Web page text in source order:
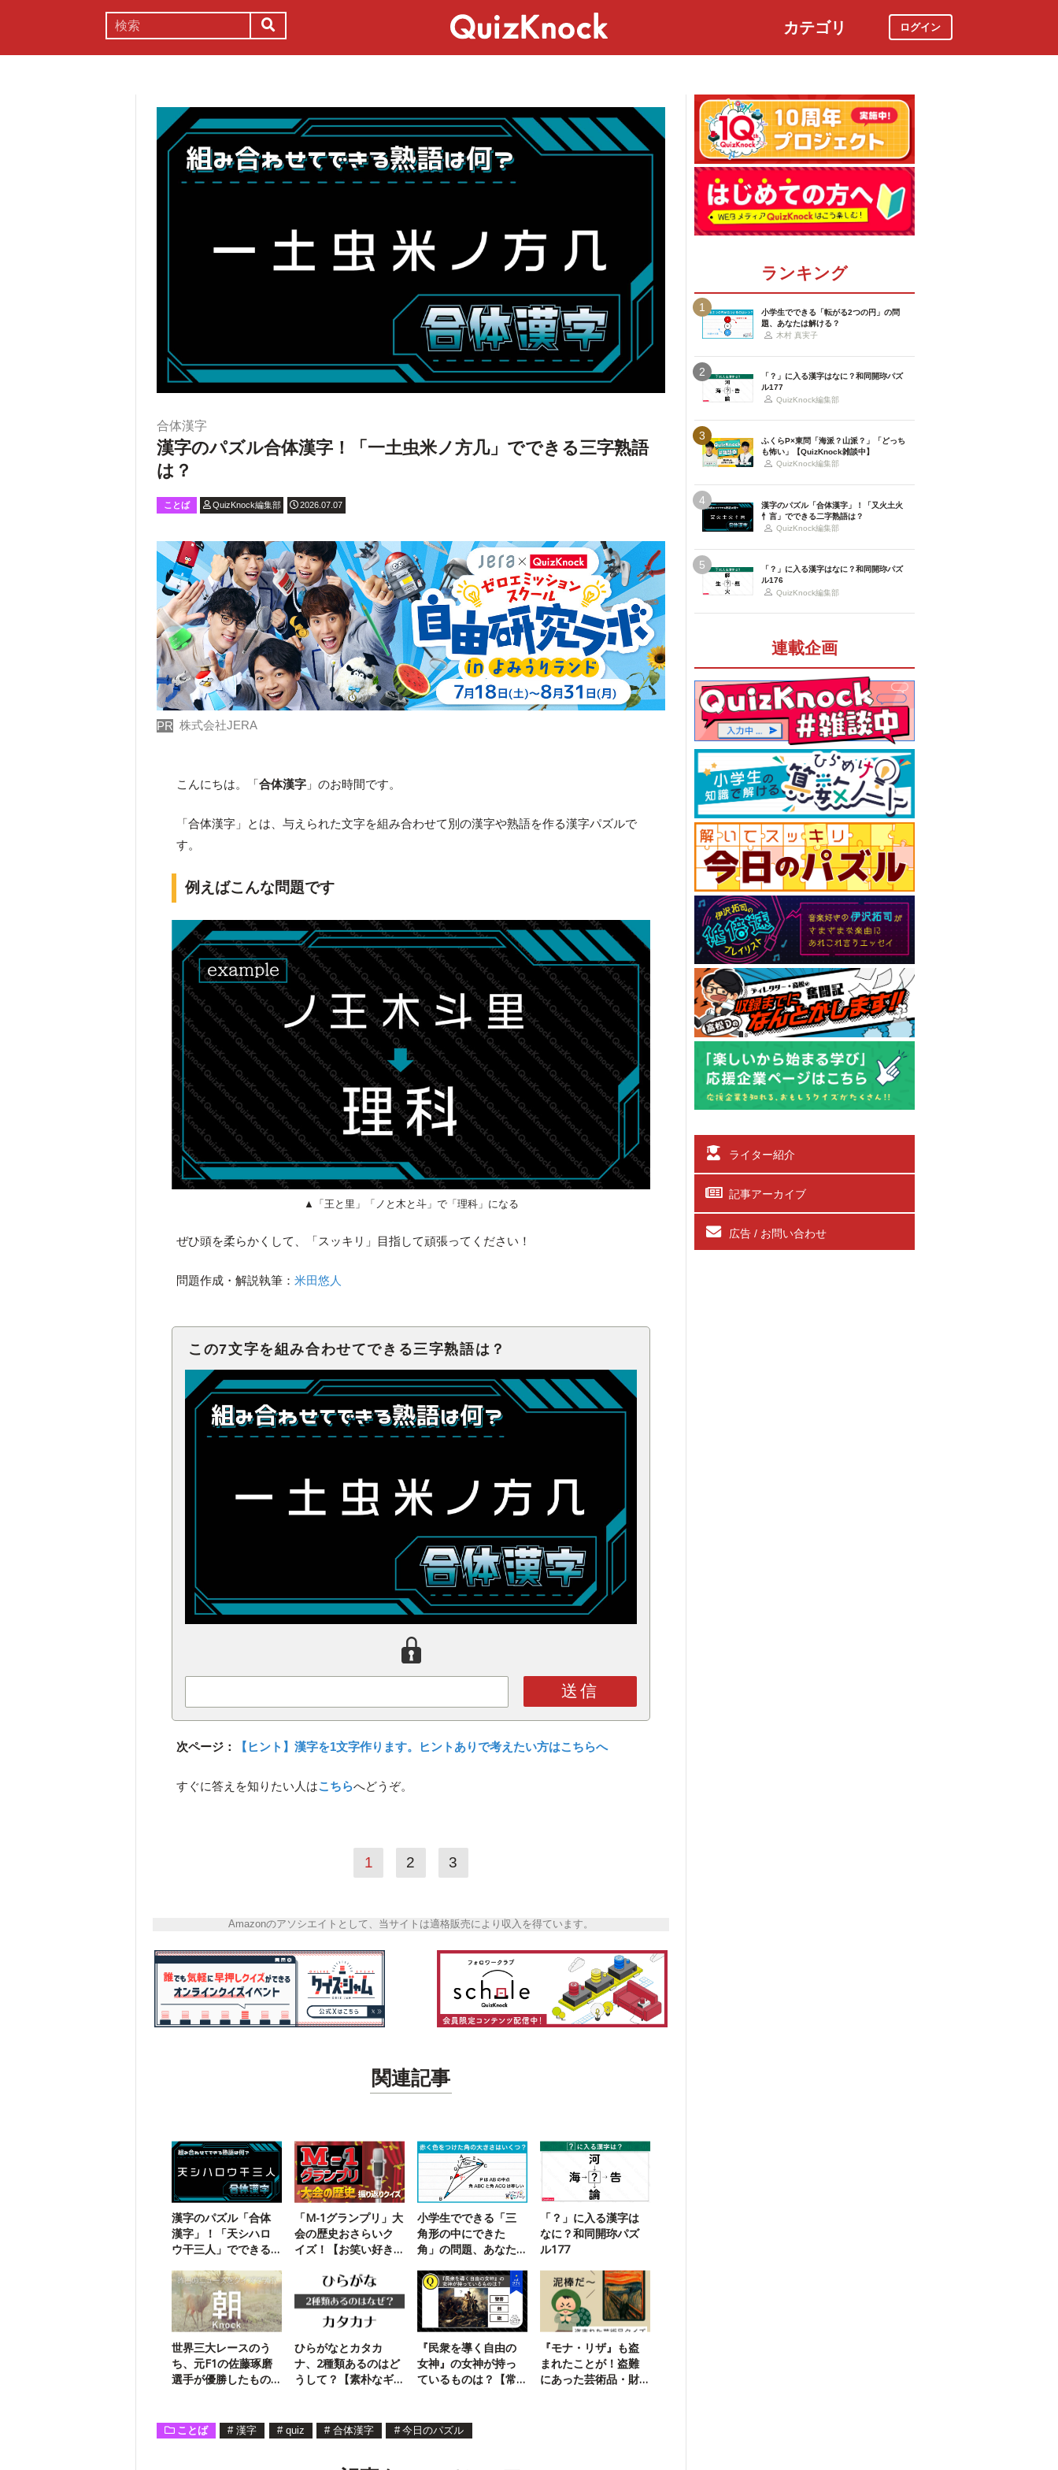
カテゴリ ログイン
合体漢字
漢字のパズル合体漢字！「一土虫米ノ方几」でできる三字熟語
は？
ことば QuizKnock編集部 2026.07.07
PR 株式会社JERA
こんにちは。「合体漢字 」のお時間です。
「合体漢字」とは、与えられた文字を組み合わせて別の漢字や熟語を作る漢字パズルで
す。
例えばこんな問題です
▲「王と里」「ノと木と斗」で「理科」になる
ぜひ頭を柔らかくして、「スッキリ」目指して頑張ってください！
問題作成・解説執筆：米田悠人
この7文字を組み合わせてできる三字熟語は？
送信
次ページ： 【ヒント】漢字を1文字作ります。ヒントありで考えたい方はこちらへ
すぐに答えを知りたい人はこちらへどうぞ。
1 2 3
Amazonのアソシエイトとして、当サイトは適格販売により収入を得ています。
関連記事
漢字のパズル「合体
漢字」！「天シハロ
ウ干三人」でできる
「M-1グランプリ」大
会の歴史おさらいク
イズ！【お笑い好き
小学生でできる「三
角形の中にできた
角」の問題、あなた
「？」に入る漢字は
なに？和同開珎パズ
ル177
世界三大レースのう
ち、元F1の佐藤琢磨
選手が優勝したもの
ひらがなとカタカ
ナ、2種類あるのはど
うして？【素朴なギ
『民衆を導く自由の
女神』の女神が持っ
ているものは？【常
『モナ・リザ』も盗
まれたことが！盗難
にあった芸術品・財
ことば # 漢字 # quiz # 合体漢字 # 今日のパズル
ランキング
1
小学生でできる「転がる2つの円」の問
題、あなたは解ける？
木村 真実子
2
「？」に入る漢字はなに？和同開珎パズ
ル177
QuizKnock編集部
3
ふくらP×東問「海派？山派？」「どっち
も怖い」【QuizKnock雑談中】
QuizKnock編集部
4
漢字のパズル「合体漢字」！「又火土火
忄言」でできる二字熟語は？
QuizKnock編集部
5
「？」に入る漢字はなに？和同開珎パズ
ル176
QuizKnock編集部
連載企画
ライター紹介
記事アーカイブ
広告 / お問い合わせ